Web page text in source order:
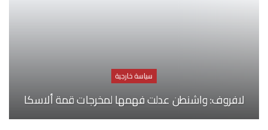
سياسة خارجية
لافروف: واشنطن عدلت فهمها لمخرجات قمة ألاسكا